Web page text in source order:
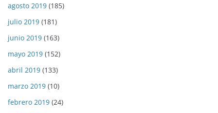
agosto 2019 (185)
julio 2019 (181)
junio 2019 (163)
mayo 2019 (152)
abril 2019 (133)
marzo 2019 (10)
febrero 2019 (24)